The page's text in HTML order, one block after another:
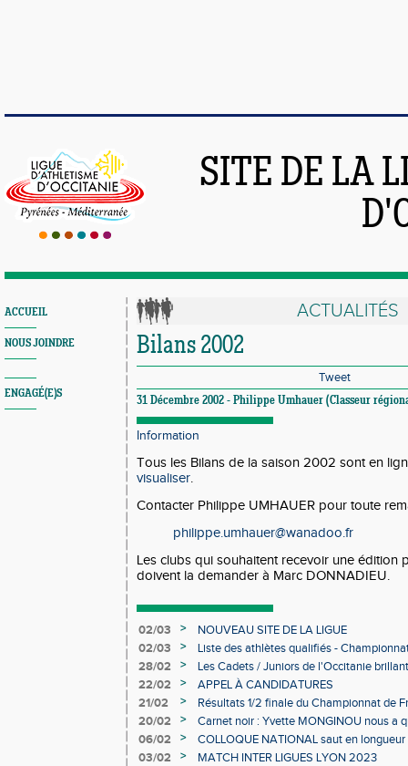
SITE DE LA
ACCUEIL
NOUS JOINDRE
ENGAGÉ(E)S
ACTUALITÉS
Bilans 2002
Tweet
31 Décembre 2002 - Philippe Umhauer (Classeur
Information
Tous les Bilans de la saison 2002 sont en
visualiser.
Contacter Philippe UMHAUER pour toute
philippe.umhauer@wanadoo.fr
Les clubs qui souhaitent recevoir une édition
doivent la demander à Marc DONNADIEU.
02/03 >
NOUVEAU SITE DE LA LIGUE
02/03
>
Liste des athlètes qualifiés -
Individuels en salle
28/02 >
Les Cadets / Juniors de l'Occitanie
22/02
>
APPEL À CANDIDATURES
21/02
>
Résultats 1/2 finale du Championnat de
20/02
>
Carnet noir : Yvette MONGINOU nous a
06/02
>
COLLOQUE NATIONAL saut en
03/02
>
MATCH INTER LIGUES LYON 2023